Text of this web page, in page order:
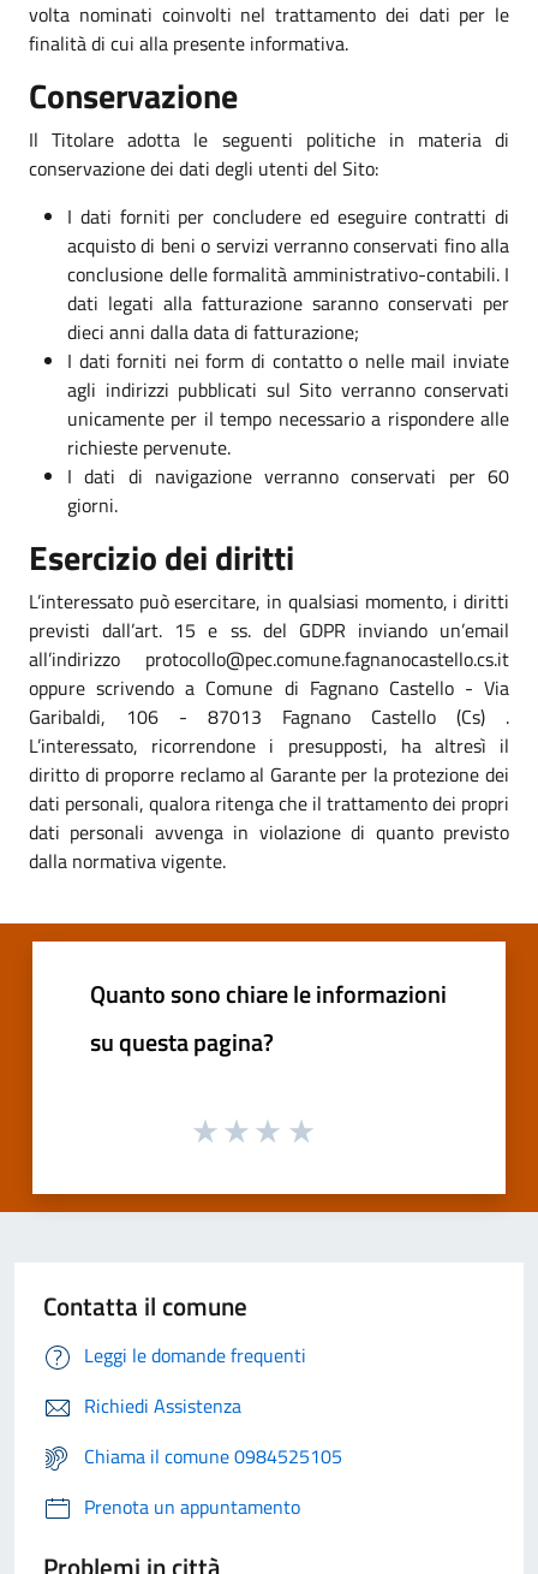
volta nominati coinvolti nel trattamento dei dati per le
finalità di cui alla presente informativa.
Conservazione
Il Titolare adotta le seguenti politiche in materia di
conservazione dei dati degli utenti del Sito:
I dati forniti per concludere ed eseguire contratti di
acquisto di beni o servizi verranno conservati fino alla
conclusione delle formalità amministrativo-contabili. I
dati legati alla fatturazione saranno conservati per
dieci anni dalla data di fatturazione;
I dati forniti nei form di contatto o nelle mail inviate
agli indirizzi pubblicati sul Sito verranno conservati
unicamente per il tempo necessario a rispondere alle
richieste pervenute.
I dati di navigazione verranno conservati per 60
giorni.
Esercizio dei diritti
L’interessato può esercitare, in qualsiasi momento, i diritti
previsti dall’art. 15 e ss. del GDPR inviando un’email
all’indirizzo protocollo@pec.comune.fagnanocastello.cs.it
oppure scrivendo a Comune di Fagnano Castello - Via
Garibaldi, 106 - 87013 Fagnano Castello (Cs) .
L’interessato, ricorrendone i presupposti, ha altresì il
diritto di proporre reclamo al Garante per la protezione dei
dati personali, qualora ritenga che il trattamento dei propri
dati personali avvenga in violazione di quanto previsto
dalla normativa vigente.
Quanto sono chiare le informazioni
su questa pagina?
Contatta il comune
Leggi le domande frequenti
Richiedi Assistenza
Chiama il comune 0984525105
Prenota un appuntamento